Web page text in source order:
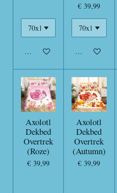
In winkelwagen
€ 39,99
In winkelwagen
Axolotl
Dekbed
Overtrek
(Roze)
€ 39,99
Axolotl
Dekbed
Overtrek
(Autumn)
€ 39,99